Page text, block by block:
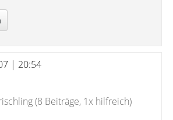
| 20:54
(8 Beiträge, 1x hilfreich)